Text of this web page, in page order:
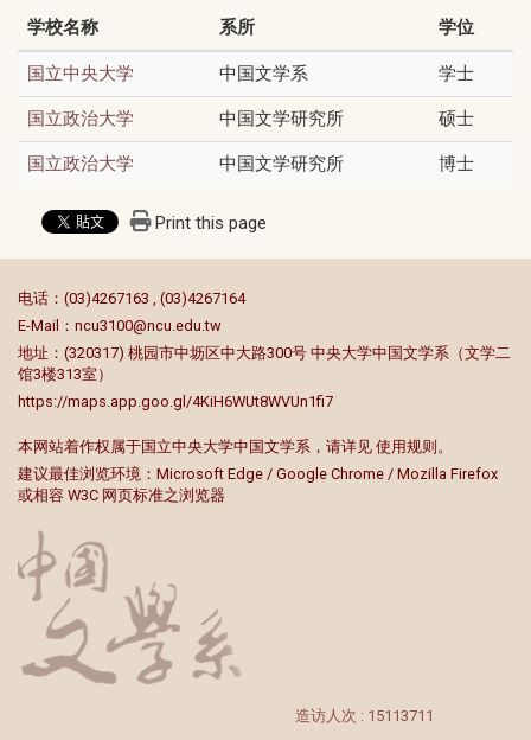
学校名称 系所 学位
国立中央大学 中国文学系 学士
国立政治大学 中国文学研究所 硕士
国立政治大学 中国文学研究所 博士
Print this page
电话：(03)4267163 , (03)4267164
E-Mail： ncu3100@ncu.edu.tw
地址：(320317) 桃园市中坜区中大路300号 中央大学中国文学系（文学二
馆3楼313室）
https://maps.app.goo.gl/4KiH6WUt8WVUn1fi7
本网站着作权属于国立中央大学中国文学系，请详见 使用规则 。
建议最佳浏览环境：Microsoft Edge / Google Chrome / Mozilla Firefox
或相容 W3C 网页标准之浏览器
造访人次 : 15113711